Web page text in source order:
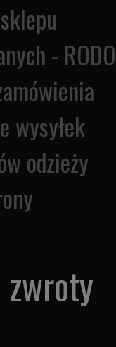
- RODO
wysyłek
odzieży